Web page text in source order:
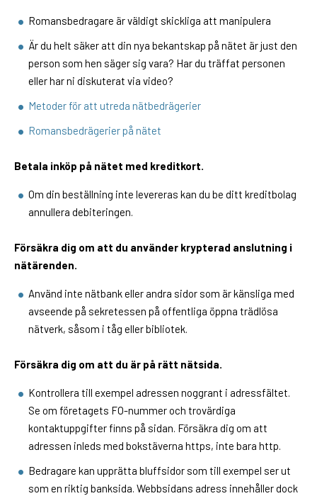
Romansbedragare är väldigt skickliga att manipulera
Är du helt säker att din nya bekantskap på nätet är just den
person som hen säger sig vara? Har du träffat personen
eller har ni diskuterat via video?
Metoder för att utreda nätbedrägerier
Romansbedrägerier på nätet
Betala inköp på nätet med kreditkort.
Om din beställning inte levereras kan du be ditt kreditbolag
annullera debiteringen.
Försäkra dig om att du använder krypterad anslutning i
nätärenden.
Använd inte nätbank eller andra sidor som är känsliga med
avseende på sekretessen på offentliga öppna trädlösa
nätverk, såsom i tåg eller bibliotek.
Försäkra dig om att du är på rätt nätsida.
Kontrollera till exempel adressen noggrant i adressfältet.
Se om företagets FO-nummer och trovärdiga
kontaktuppgifter finns på sidan. Försäkra dig om att
adressen inleds med bokstäverna https, inte bara http.
Bedragare kan upprätta bluffsidor som till exempel ser ut
som en riktig banksida. Webbsidans adress innehåller dock